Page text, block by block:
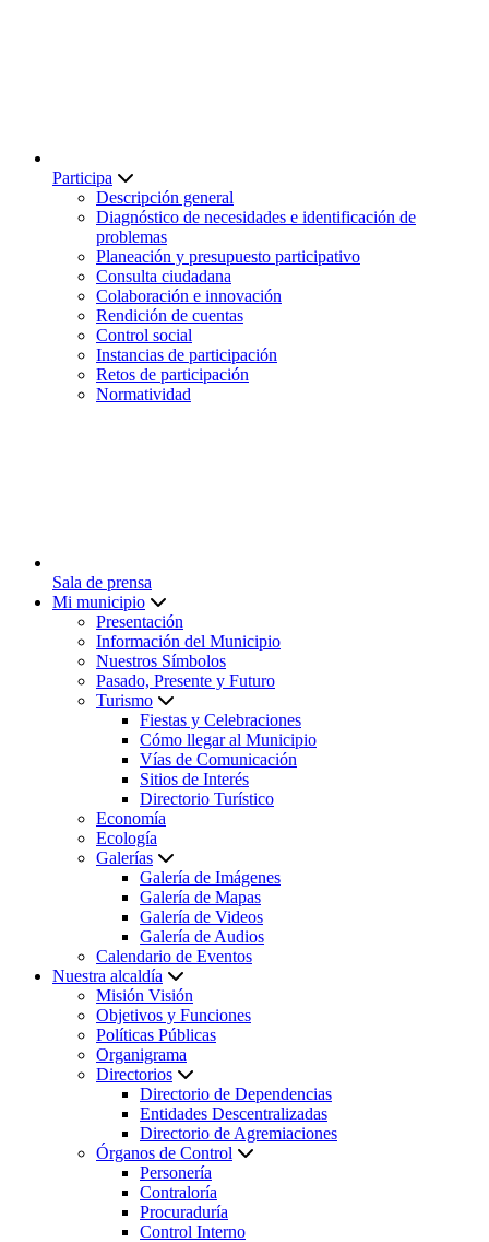
Participa
Descripción general
Diagnóstico de necesidades e identificación de
problemas
Planeación y presupuesto participativo
Consulta ciudadana
Colaboración e innovación
Rendición de cuentas
Control social
Instancias de participación
Retos de participación
Normatividad
Sala de prensa
Mi municipio
Presentación
Información del Municipio
Nuestros Símbolos
Pasado, Presente y Futuro
Turismo
Fiestas y Celebraciones
Cómo llegar al Municipio
Vías de Comunicación
Sitios de Interés
Directorio Turístico
Economía
Ecología
Galerías
Galería de Imágenes
Galería de Mapas
Galería de Videos
Galería de Audios
Calendario de Eventos
Nuestra alcaldía
Misión Visión
Objetivos y Funciones
Políticas Públicas
Organigrama
Directorios
Directorio de Dependencias
Entidades Descentralizadas
Directorio de Agremiaciones
Órganos de Control
Personería
Contraloría
Procuraduría
Control Interno